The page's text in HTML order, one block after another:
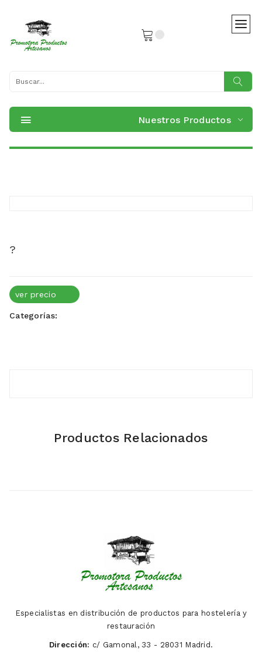
Nuestros Productos
?
ver precio
Categorías:
Productos Relacionados
Especialistas en distribución de productos para hostelería y
restauración
Dirección: c/ Gamonal, 33 - 28031 Madrid.